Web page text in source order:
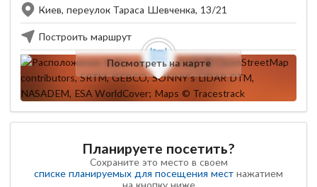
Киев, переулок Тараса Шевченка, 13/21
Построить маршрут
Посмотреть на карте
Планируете посетить?
Сохраните это место в своем
списке планируемых для посещения мест нажатием